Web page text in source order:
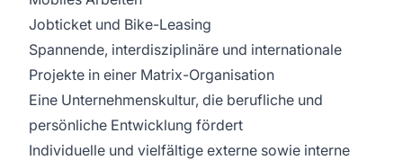
Jobticket und Bike-Leasing
Spannende, interdisziplinäre und internationale
Projekte in einer Matrix-Organisation
Eine Unternehmenskultur, die berufliche und
persönliche Entwicklung fördert
Individuelle und vielfältige externe sowie interne